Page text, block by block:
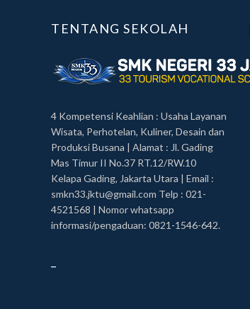
TENTANG SEKOLAH
4 Kompetensi Keahlian : Usaha Layanan
Wisata, Perhotelan, Kuliner, Desain dan
Produksi Busana | Alamat : Jl. Gading
Mas Timur II No.37 RT.12/RW.10
Kelapa Gading, Jakarta Utara | Email :
smkn33.jktu@gmail.com Telp : 021-
4521568 | Nomor whatsapp
informasi/pengaduan: 0821-1546-642.